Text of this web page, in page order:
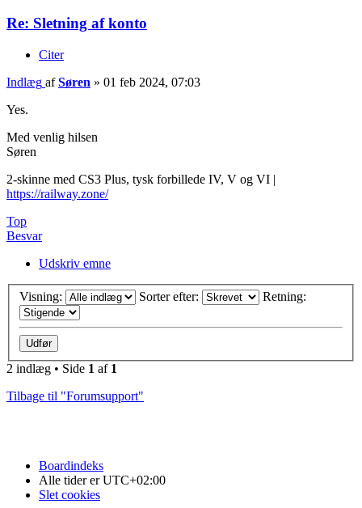
Re: Sletning af konto
Citer
Indlæg afSøren » 01 feb 2024, 07:03
Yes.
Med venlig hilsen
Søren
2-skinne med CS3 Plus, tysk forbillede IV, V og VI |
https://railway.zone/
Top
Besvar
Udskriv emne
Visning: Sorter efter: Retning:
2 indlæg • Side 1 af 1
Tilbage til "Forumsupport"
Boardindeks
Alle tider erUTC+02:00
Slet cookies